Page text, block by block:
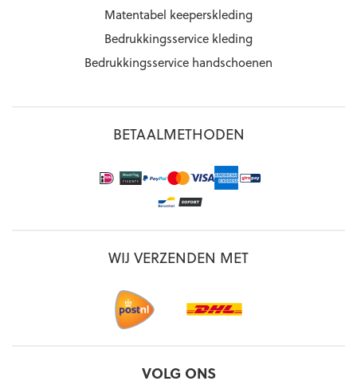
Matentabel keeperskleding
Bedrukkingsservice kleding
Bedrukkingsservice handschoenen
BETAALMETHODEN
WIJ VERZENDEN MET